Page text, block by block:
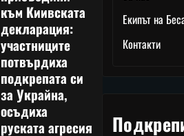
към Киивската
декларация:
участниците
потвърдиха
подкрепата си
за Украйна,
осъдиха
руската агресия
Екипът на
Контакти